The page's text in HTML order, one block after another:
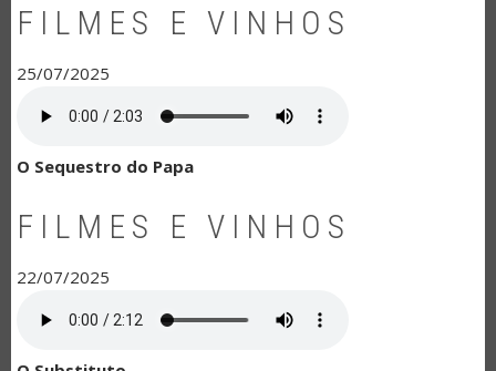
FILMES E VINHOS
25/07/2025
O Sequestro do Papa
FILMES E VINHOS
22/07/2025